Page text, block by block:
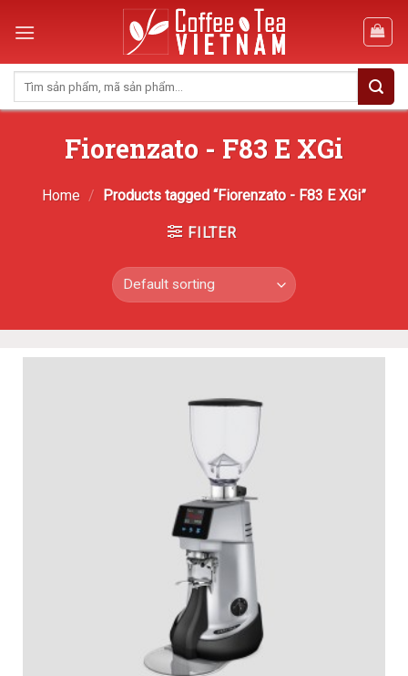
Fiorenzato - F83 E XGi
Home / Products tagged “Fiorenzato - F83 E XGi”
FILTER